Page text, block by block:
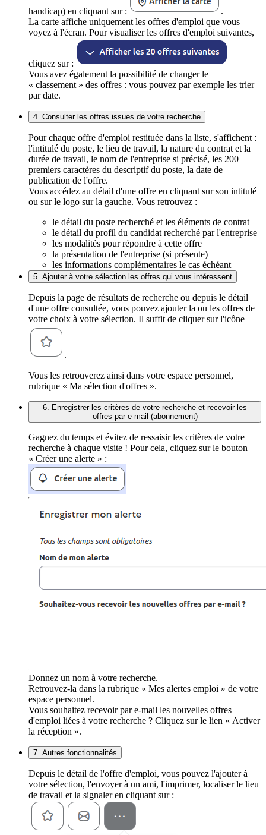
handicap) en cliquant sur :
.
La carte affiche uniquement les offres d'emploi que vous
voyez à l'écran. Pour visualiser les offres d'emploi suivantes,
cliquez sur :
Vous avez également la possibilité de changer le
« classement » des offres : vous pouvez par exemple les trier
par date.
4. Consulter les offres issues de votre recherche
Pour chaque offre d'emploi restituée dans la liste, s'affichent :
l'intitulé du poste, le lieu de travail, la nature du contrat et la
durée de travail, le nom de l'entreprise si précisé, les 200
premiers caractères du descriptif du poste, la date de
publication de l'offre.
Vous accédez au détail d'une offre en cliquant sur son intitulé
ou sur le logo sur la gauche. Vous retrouvez :
le détail du poste recherché et les éléments de contrat
le détail du profil du candidat recherché par l'entreprise
les modalités pour répondre à cette offre
la présentation de l'entreprise (si présente)
les informations complémentaires le cas échéant
5. Ajouter à votre sélection les offres qui vous intéressent
Depuis la page de résultats de recherche ou depuis le détail
d'une offre consultée, vous pouvez ajouter la ou les offres de
votre choix à votre sélection. Il suffit de cliquer sur l'icône
.
Vous les retrouverez ainsi dans votre espace personnel,
rubrique « Ma sélection d'offres ».
6. Enregistrer les critères de votre recherche et recevoir les
offres par e-mail (abonnement)
Gagnez du temps et évitez de ressaisir les critères de votre
recherche à chaque visite ! Pour cela, cliquez sur le bouton
« Créer une alerte » :
Donnez un nom à votre recherche.
Retrouvez-la dans la rubrique « Mes alertes emploi » de votre
espace personnel.
Vous souhaitez recevoir par e-mail les nouvelles offres
d'emploi liées à votre recherche ? Cliquez sur le lien « Activer
la réception ».
7. Autres fonctionnalités
Depuis le détail de l'offre d'emploi, vous pouvez l'ajouter à
votre sélection, l'envoyer à un ami, l'imprimer, localiser le lieu
de travail et la signaler en cliquant sur :